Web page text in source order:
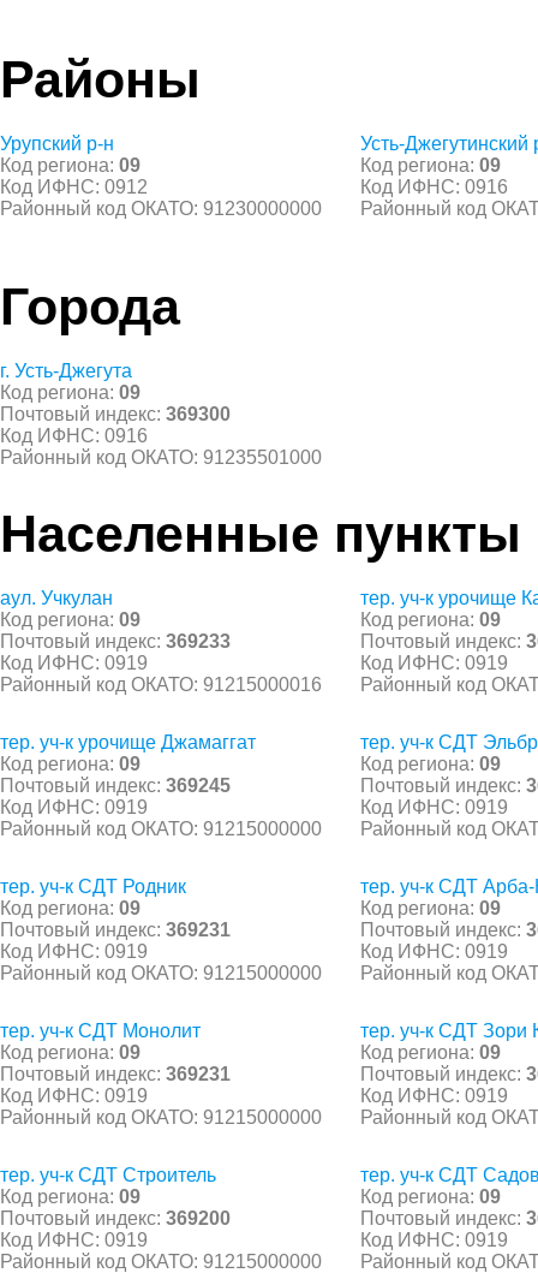
Районы
Урупский р-н
Код региона: 09
Код ИФНС: 0912
Районный код ОКАТО: 91230000000
Усть-Джегутинский
Код региона: 09
Код ИФНС: 0916
Районный код
Города
г. Усть-Джегута
Код региона: 09
Почтовый индекс: 369300
Код ИФНС: 0916
Районный код ОКАТО: 91235501000
Населенные пункты
аул. Учкулан
Код региона: 09
Почтовый индекс: 369233
Код ИФНС: 0919
Районный код ОКАТО: 91215000016
тер. уч-к урочище
Код региона: 09
Почтовый индекс:
Код ИФНС: 0919
Районный код
тер. уч-к урочище Джамаггат
Код региона: 09
Почтовый индекс: 369245
Код ИФНС: 0919
Районный код ОКАТО: 91215000000
тер. уч-к СДТ
Код региона: 09
Почтовый индекс:
Код ИФНС: 0919
Районный код
тер. уч-к СДТ Родник
Код региона: 09
Почтовый индекс: 369231
Код ИФНС: 0919
Районный код ОКАТО: 91215000000
тер. уч-к СДТ
Код региона: 09
Почтовый индекс:
Код ИФНС: 0919
Районный код
тер. уч-к СДТ Монолит
Код региона: 09
Почтовый индекс: 369231
Код ИФНС: 0919
Районный код ОКАТО: 91215000000
тер. уч-к СДТ Зори
Код региона: 09
Почтовый индекс:
Код ИФНС: 0919
Районный код
тер. уч-к СДТ Строитель
Код региона: 09
Почтовый индекс: 369200
Код ИФНС: 0919
Районный код ОКАТО: 91215000000
тер. уч-к СДТ
Код региона: 09
Почтовый индекс:
Код ИФНС: 0919
Районный код